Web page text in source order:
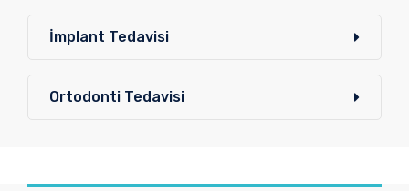
İmplant Tedavisi
Ortodonti Tedavisi